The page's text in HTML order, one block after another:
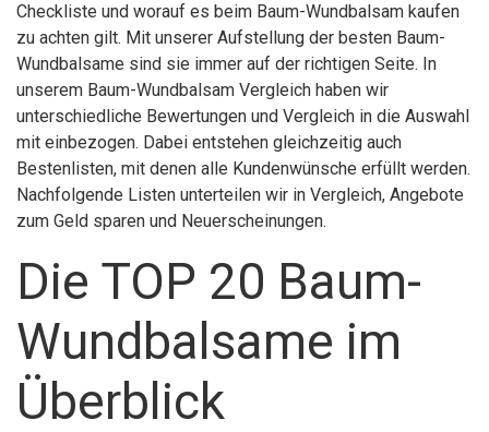
Checkliste und worauf es beim Baum-Wundbalsam kaufen
zu achten gilt. Mit unserer Aufstellung der besten Baum-
Wundbalsame sind sie immer auf der richtigen Seite. In
unserem Baum-Wundbalsam Vergleich haben wir
unterschiedliche Bewertungen und Vergleich in die Auswahl
mit einbezogen. Dabei entstehen gleichzeitig auch
Bestenlisten, mit denen alle Kundenwünsche erfüllt werden.
Nachfolgende Listen unterteilen wir in Vergleich, Angebote
zum Geld sparen und Neuerscheinungen.
Die TOP 20 Baum-
Wundbalsame im
Überblick